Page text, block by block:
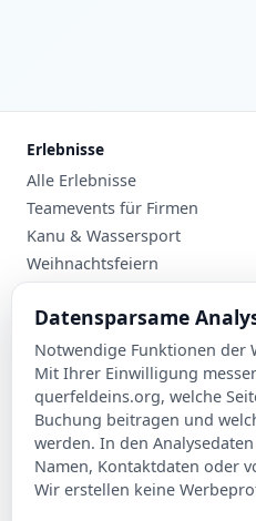
Erlebnisse
Alle Erlebnisse
Teamevents für Firmen
Kanu & Wassersport
Weihnachtsfeiern
Planung
Events nach Stadt
Suche
Kontakt
Über Querfeldeins
Rechtliches
Impressum
Datensparsame
Notwendige Funktionen der
Mit Ihrer Einwilligung
querfeldeins.org, welche
Buchung beitragen und
werden. In den
Namen, Kontaktdaten oder
Wir erstellen keine